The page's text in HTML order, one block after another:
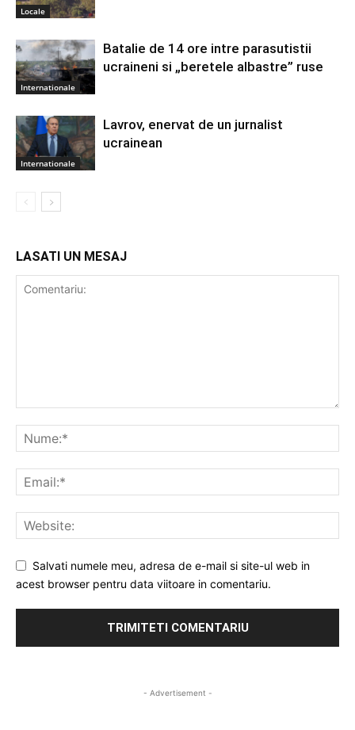
Locale
Internationale
Batalie de 14 ore intre parasutistii
ucraineni si „beretele albastre” ruse
Internationale
Lavrov, enervat de un jurnalist
ucrainean
LASATI UN MESAJ
Salvati numele meu, adresa de e-mail si site-ul web in
acest browser pentru data viitoare in comentariu.
- Advertisement -